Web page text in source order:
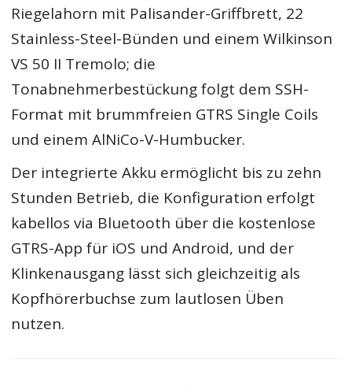
Riegelahorn mit Palisander-Griffbrett, 22
Stainless-Steel-Bünden und einem Wilkinson
VS 50 II Tremolo; die
Tonabnehmerbestückung folgt dem SSH-
Format mit brummfreien GTRS Single Coils
und einem AlNiCo-V-Humbucker.
Der integrierte Akku ermöglicht bis zu zehn
Stunden Betrieb, die Konfiguration erfolgt
kabellos via Bluetooth über die kostenlose
GTRS-App für iOS und Android, und der
Klinkenausgang lässt sich gleichzeitig als
Kopfhörerbuchse zum lautlosen Üben
nutzen.